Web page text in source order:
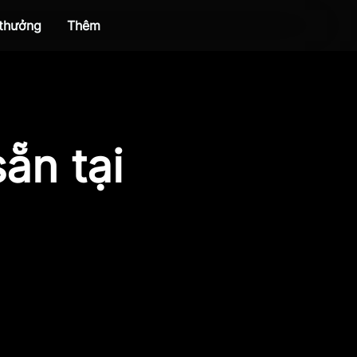
Thêm
tại